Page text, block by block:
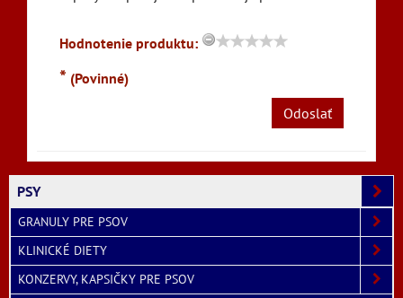
Hodnotenie produktu:
* (Povinné)
Odoslať
PSY
GRANULY PRE PSOV
KLINICKÉ DIETY
KONZERVY, KAPSIČKY PRE PSOV